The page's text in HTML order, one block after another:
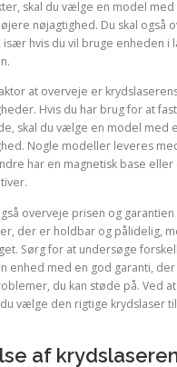
skal du vælge en model
nøjagtighed. Du skal også
hvis du vil bruge enheden i
at overveje er
Hvis du har brug for at
skal du vælge en model med
Nogle modeller leveres
har en magnetisk base
overveje prisen og
der er holdbar og pålidelig,
Sørg for at undersøge
enhed med en god garanti,
du kan støde på. Ved
vælge den rigtige krydslaser
af